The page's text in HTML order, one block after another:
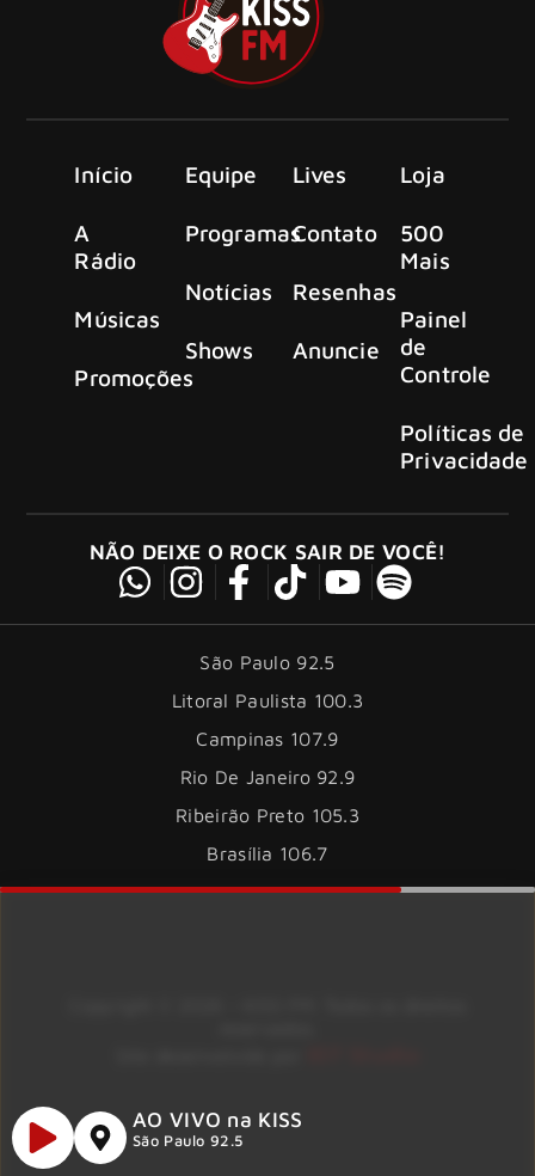
Início
A
Rádio
Músicas
Promoções
Equipe
Programas
Notícias
Shows
Lives
Contato
Resenhas
Anuncie
Loja
500
Mais
Painel
de
Controle
Políticas de
Privacidade
NÃO DEIXE O ROCK SAIR DE VOCÊ!
São Paulo 92.5
Litoral Paulista 100.3
Campinas 107.9
Rio De Janeiro 92.9
Ribeirão Preto 105.3
Brasília 106.7
AO VIVO na KISS
São Paulo 92.5